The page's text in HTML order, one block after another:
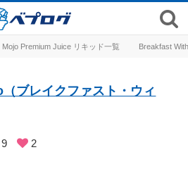
Mojo Premium Juice リキッド一覧 Breakfast
ブレイクファスト・ウィ
9 2